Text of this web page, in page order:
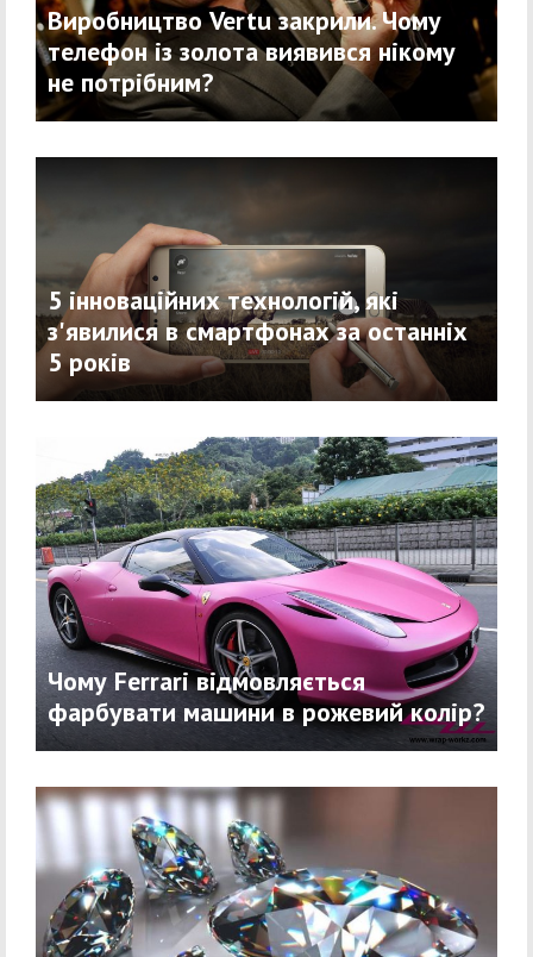
Виробництво Vertu закрили. Чому
телефон із золота виявився нікому
не потрібним?
5 інноваційних технологій, які
з'явилися в смартфонах за останніх
5 років
Чому Ferrari відмовляється
фарбувати машини в рожевий колір?